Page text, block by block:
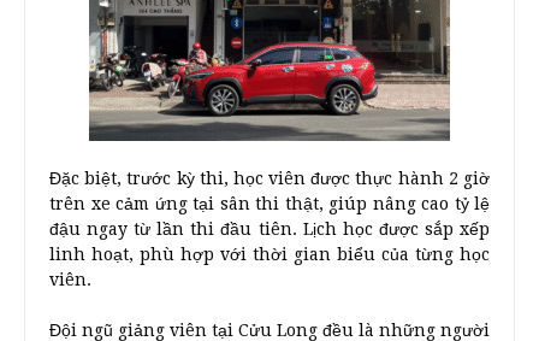
Đặc biệt, trước kỳ thi, học viên được thực hành 2 giờ
trên xe cảm ứng tại sân thi thật, giúp nâng cao tỷ lệ
đậu ngay từ lần thi đầu tiên. Lịch học được sắp xếp
linh hoạt, phù hợp với thời gian biểu của từng học
viên.
Đội ngũ giảng viên tại Cửu Long đều là những người